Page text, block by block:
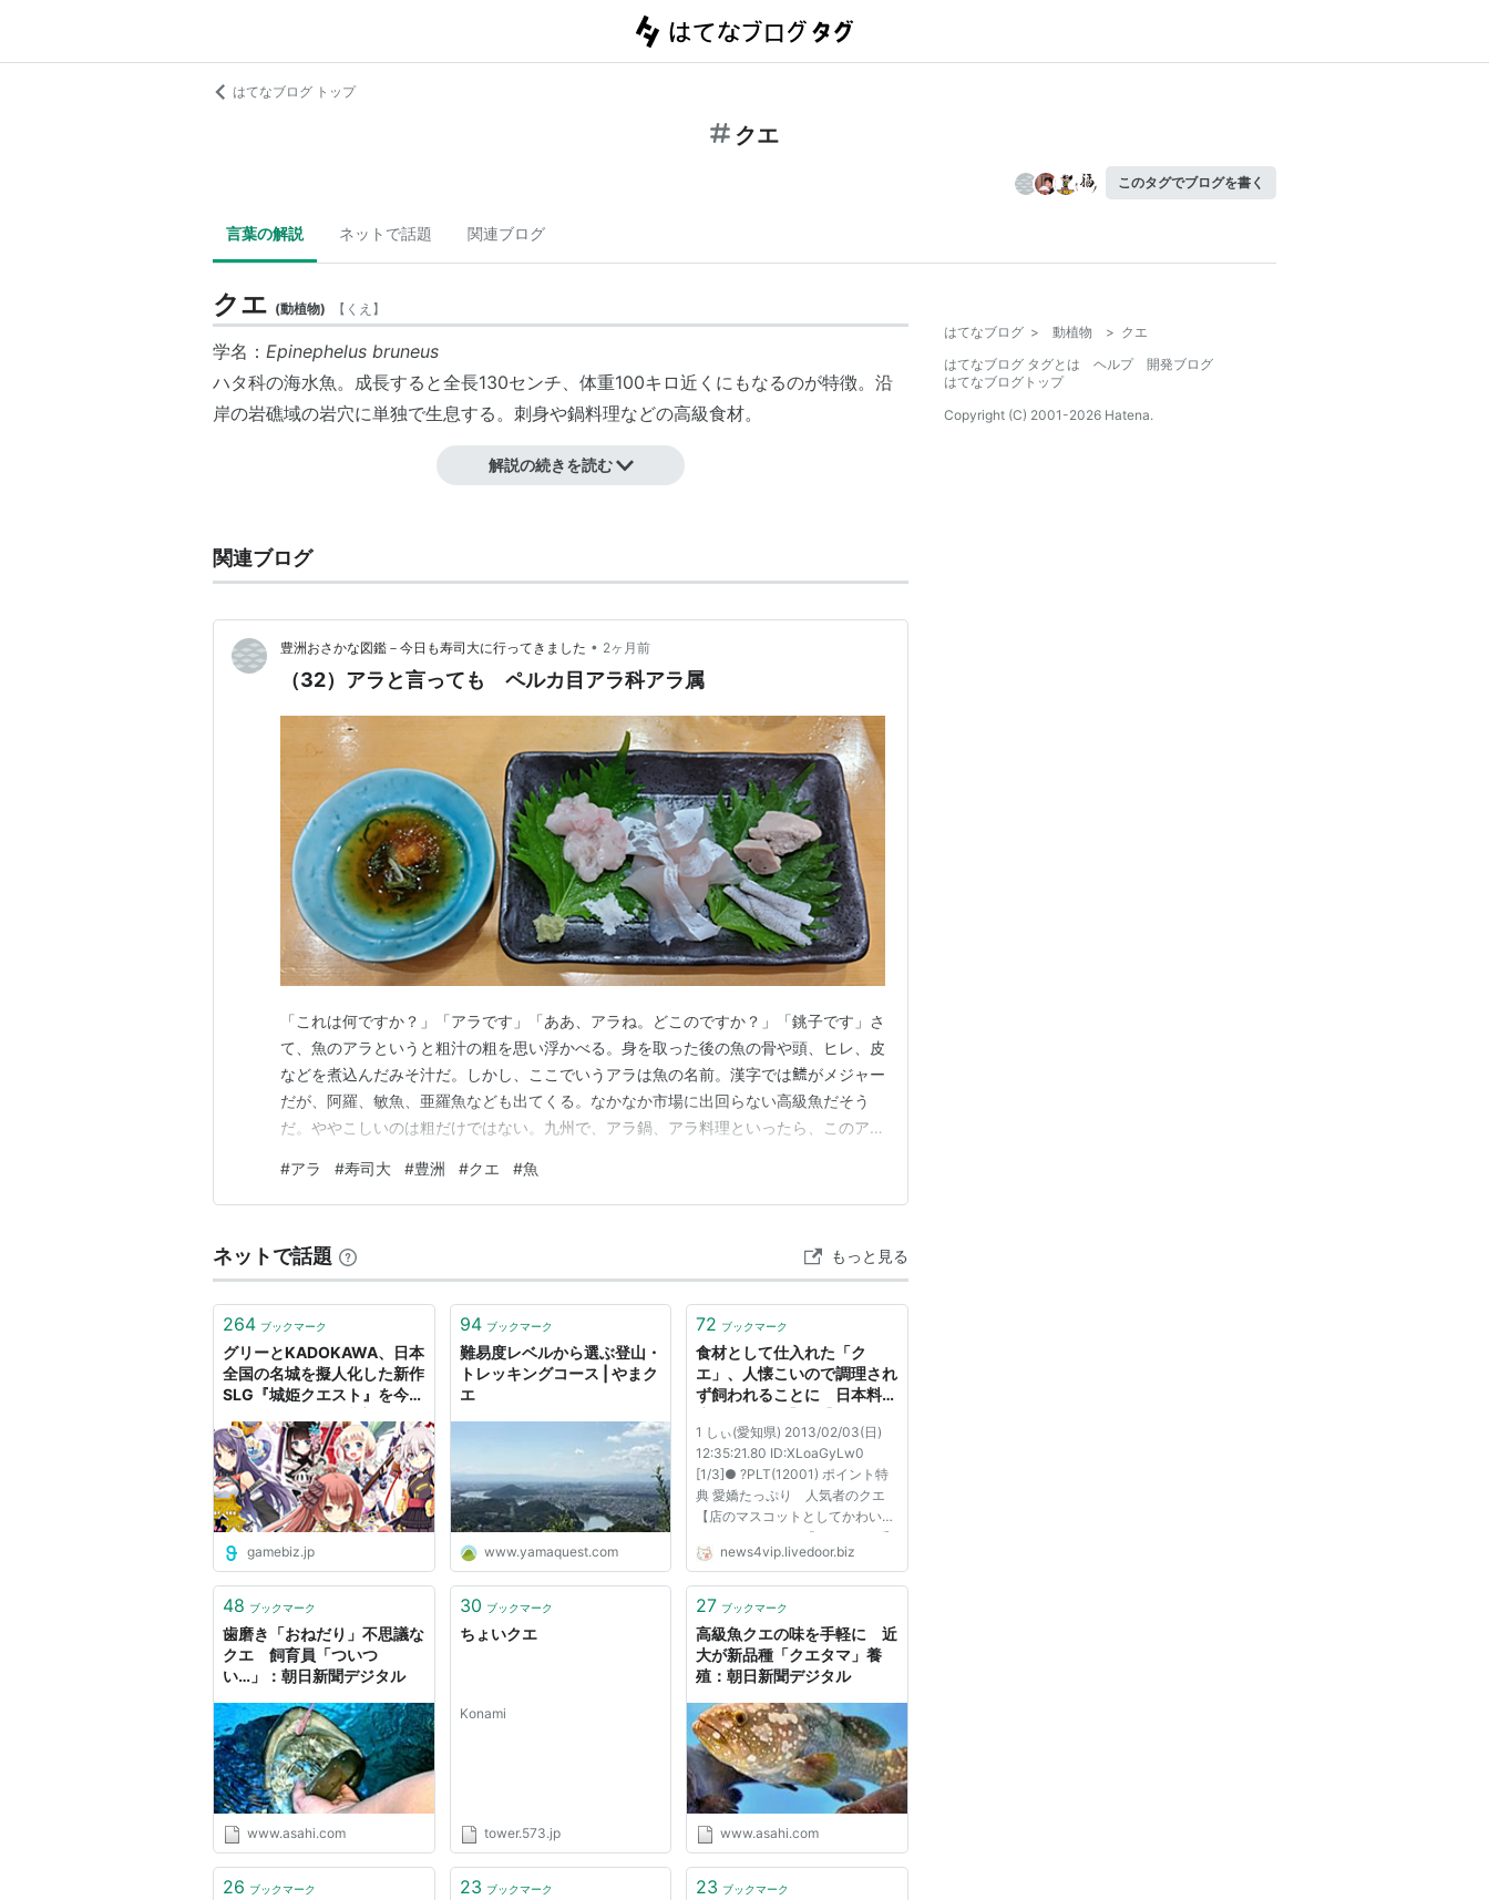
はてなブログ トップ
クエ
このタグでブログを書く
言葉の解説 ネットで話題 関連ブログ
クエ (動植物) 【 くえ 】
学名： Epinephelus bruneus
ハタ科の海水魚。成長すると全長130センチ、体重100キロ近くにもなるのが特徴。沿
岸の岩礁域の岩穴に単独で生息する。刺身や鍋料理などの高級食材。
関連語 リスト::動物 リスト::魚類
解説の続きを読む
関連ブログ
豊洲おさかな図鑑－今日も寿司大に行ってきました • 2ヶ月前
（32）アラと言っても ペルカ目アラ科アラ属
「これは何ですか？」「アラです」「ああ、アラね。どこのですか？」「銚子です」さ
て、魚のアラというと粗汁の粗を思い浮かべる。身を取った後の魚の骨や頭、ヒレ、皮
などを煮込んだみそ汁だ。しかし、ここでいうアラは魚の名前。漢字では𩺊がメジャー
だが、阿羅、敏魚、亜羅魚なども出てくる。なかなか市場に出回らない高級魚だそう
だ。ややこしいのは粗だけではない。九州で、アラ鍋、アラ料理といったら、このアラ
日の会話隣にドイツから来た家族がいたので、I like techno-rock group クラフトヴェ
ルク.と言ったら発音が悪くて通…
#アラ #寿司大 #豊洲 #クエ #魚
ネットで話題 もっと見る
264 ブックマーク
グリーとKADOKAWA、日本
全国の名城を擬人化した新作
SLG『城姫クエスト』を今夏
『艦これ』の次は『城クエ』
か？ | gamebiz
gamebiz.jp
94 ブックマーク
難易度レベルから選ぶ登山・
トレッキングコース | やまク
エ
www.yamaquest.com
72 ブックマーク
食材として仕入れた「ク
エ」、人懐こいので調理され
ず飼われることに 日本料理
速クオリティ
1 しぃ(愛知県) 2013/02/03(日)
12:35:21.80 ID:XLoaGyLw0
[1/3]● ?PLT(12001) ポイント特
典 愛嬌たっぷり 人気者のクエ
【店のマスコットとしてかわいが
られているクエの「はなこ」（和
歌山県田辺市新庄町で）】 和歌
「海鮮問屋丸長田辺店」で、人慣
んでい...
news4vip.livedoor.biz
48 ブックマーク
歯磨き「おねだり」不思議な
クエ 飼育員「ついつ
い…」：朝日新聞デジタル
www.asahi.com
30 ブックマーク
ちょいクエ
Konami
tower.573.jp
27 ブックマーク
高級魚クエの味を手軽に 近
大が新品種「クエタマ」養
殖：朝日新聞デジタル
www.asahi.com
26 ブックマーク 23 ブックマーク 23 ブックマーク
はてなブログ > 動植物 > クエ
はてなブログ タグとは
ヘルプ
開発ブログ
はてなブログトップ
Copyright (C) 2001-2026 Hatena.